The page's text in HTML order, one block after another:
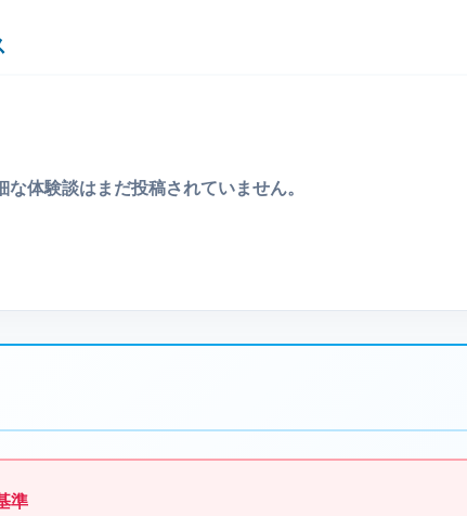
な体験談はまだ投稿されていません。
準